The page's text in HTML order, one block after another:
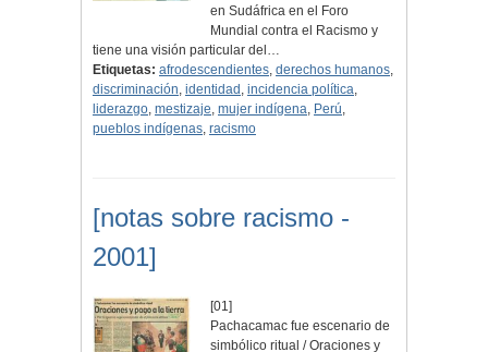
en Sudáfrica en el Foro
Mundial contra el Racismo y
tiene una visión particular del…
Etiquetas: afrodescendientes, derechos humanos,
discriminación, identidad , incidencia política,
liderazgo, mestizaje, mujer indígena, Perú,
pueblos indígenas, racismo
[notas sobre racismo -
2001]
[01]
Pachacamac fue escenario de
simbólico ritual / Oraciones y